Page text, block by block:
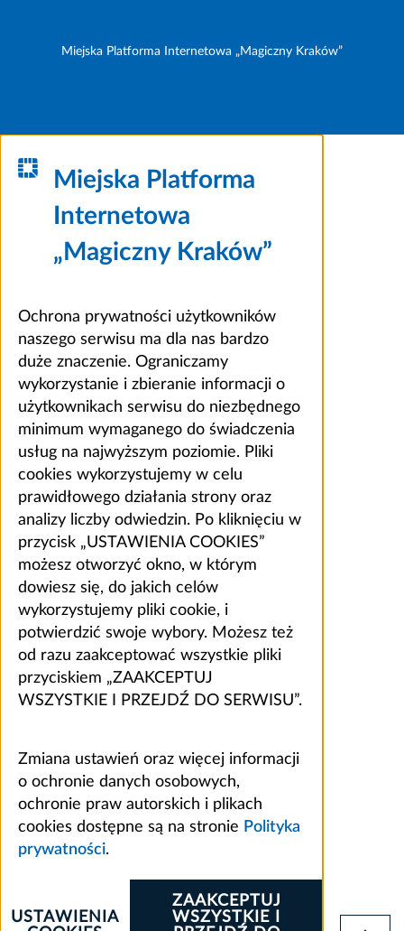
Miejska Platforma Internetowa „Magiczny Kraków”
Miejska Platforma
Internetowa
„Magiczny Kraków”
Ochrona prywatności użytkowników
naszego serwisu ma dla nas bardzo
duże znaczenie. Ograniczamy
wykorzystanie i zbieranie informacji o
użytkownikach serwisu do niezbędnego
minimum wymaganego do świadczenia
usług na najwyższym poziomie. Pliki
cookies wykorzystujemy w celu
prawidłowego działania strony oraz
analizy liczby odwiedzin. Po kliknięciu w
przycisk „USTAWIENIA COOKIES”
możesz otworzyć okno, w którym
dowiesz się, do jakich celów
wykorzystujemy pliki cookie, i
potwierdzić swoje wybory. Możesz też
od razu zaakceptować wszystkie pliki
przyciskiem „ZAAKCEPTUJ
WSZYSTKIE I PRZEJDŹ DO SERWISU”.
Zmiana ustawień oraz więcej informacji
o ochronie danych osobowych,
ochronie praw autorskich i plikach
cookies dostępne są na stronie Polityka
prywatności.
ZAAKCEPTUJ
WSZYSTKIE I
USTAWIENIA